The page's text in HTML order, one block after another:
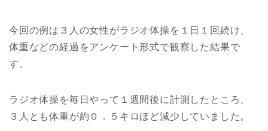
今回の例は３人の女性がラジオ体操を１日１回続け、
体重などの経過をアンケート形式で観察した結果で
す。
ラジオ体操を毎日やって１週間後に計測したところ、
３人とも体重が約０．５キロほど減少していました。